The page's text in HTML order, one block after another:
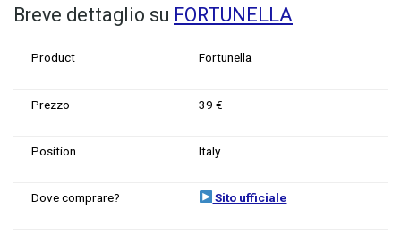
Breve dettaglio su FORTUNELLA
Product Fortunella
Prezzo 39 €
Position Italy
Dove comprare? Sito ufficiale